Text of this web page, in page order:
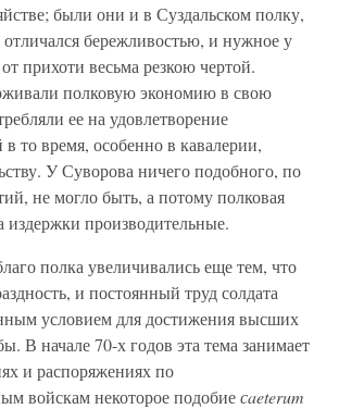
были они и в Суздальском полку,
бережливостью, и нужное у
прихоти весьма резкою чертой.
полковую экономию в свою
ее на удовлетворение
то время, особенно в кавалерии,
У Суворова ничего подобного, по
не могло быть, а потому полковая
издержки производительные.
полка увеличивались еще тем, что
и постоянный труд солдата
условием для достижения высших
В начале 70-х годов эта тема занимает
и распоряжениях по
войскам некоторое подобиесaeterum